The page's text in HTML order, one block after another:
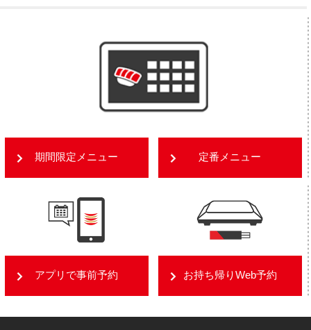
期間限定メニュー 定番メニュー
アプリで事前予約 お持ち帰りWeb予約